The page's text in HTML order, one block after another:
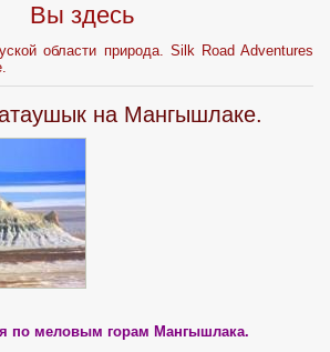
Вы здесь
области природа. Silk Road Adventures
на Мангышлаке.
по меловым горам Мангышлака.